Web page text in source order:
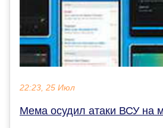
22:23, 25 Июл
Мема осудил атаки ВСУ на